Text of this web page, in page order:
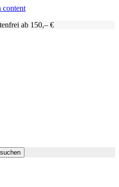
content
ab 150,– €
suchen